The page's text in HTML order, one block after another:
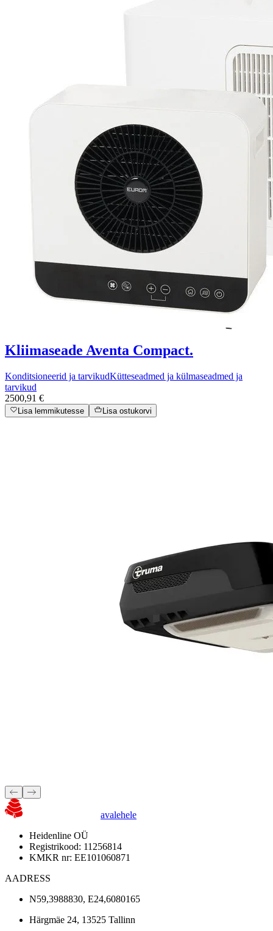
Kliimaseade Aventa Compact.
Konditsioneerid ja tarvikudKütteseadmed ja külmaseadmed ja
tarvikud
2500,91 €
Lisa lemmikutesse Lisa ostukorvi
avalehele
Heidenline OÜ
Registrikood: 11256814
KMKR nr: EE101060871
AADRESS
N59,3988830, E24,6080165
Härgmäe 24, 13525 Tallinn